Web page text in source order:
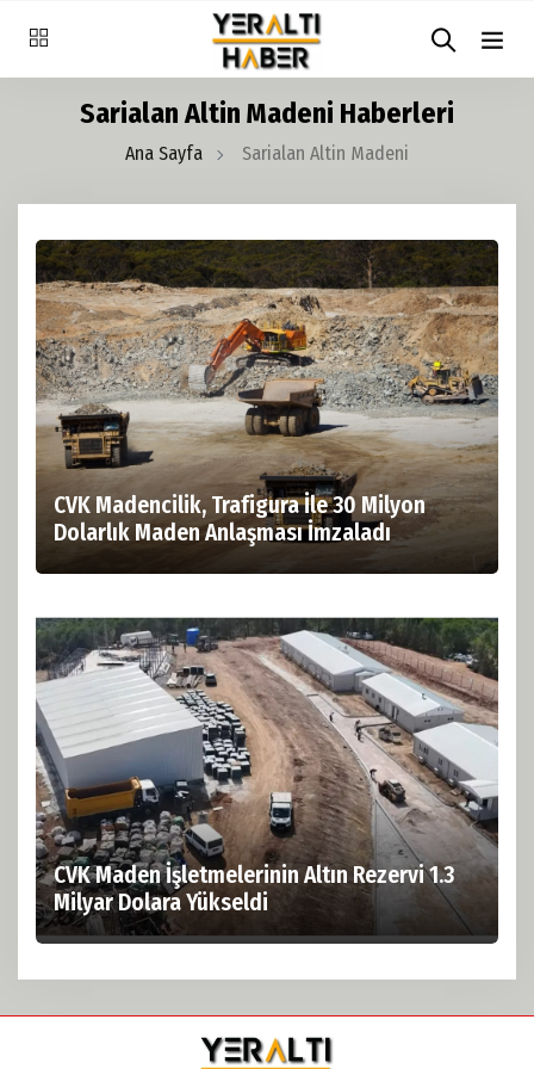
Sarialan Altin Madeni Haberleri
Ana Sayfa Sarialan Altin Madeni
CVK Madencilik, Trafigura İle 30 Milyon
Dolarlık Maden Anlaşması İmzaladı
CVK Maden İşletmelerinin Altın Rezervi 1.3
Milyar Dolara Yükseldi